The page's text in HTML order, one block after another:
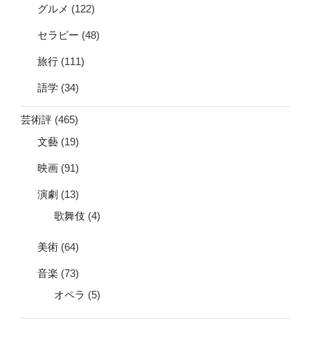
グルメ (122)
セラピー (48)
旅行 (111)
語学 (34)
芸術評 (465)
文藝 (19)
映画 (91)
演劇 (13)
歌舞伎 (4)
美術 (64)
音楽 (73)
オペラ (5)